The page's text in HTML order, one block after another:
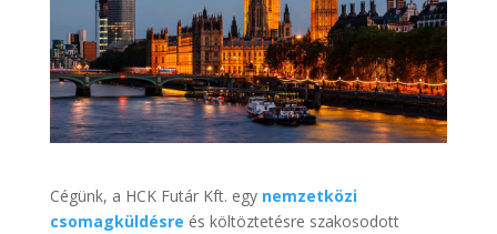
Cégünk, a HCK Futár Kft. egy nemzetközi
csomagküldésre és költöztetésre szakosodott